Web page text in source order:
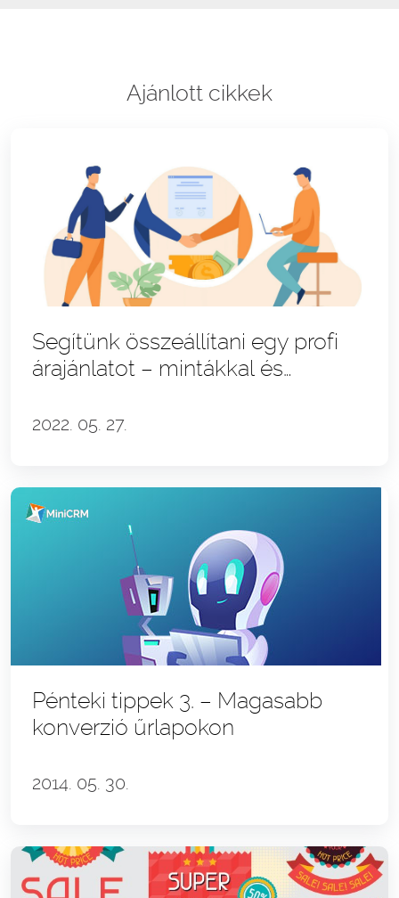
Ajánlott cikkek
Segítünk összeállítani egy profi
árajánlatot – mintákkal és
2022. 05. 27.
Pénteki tippek 3. – Magasabb
konverzió űrlapokon
2014. 05. 30.